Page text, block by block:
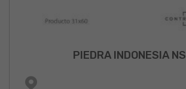
PIEDRA INDONESIA NS